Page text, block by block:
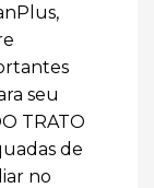
seu
TRATO
de
no